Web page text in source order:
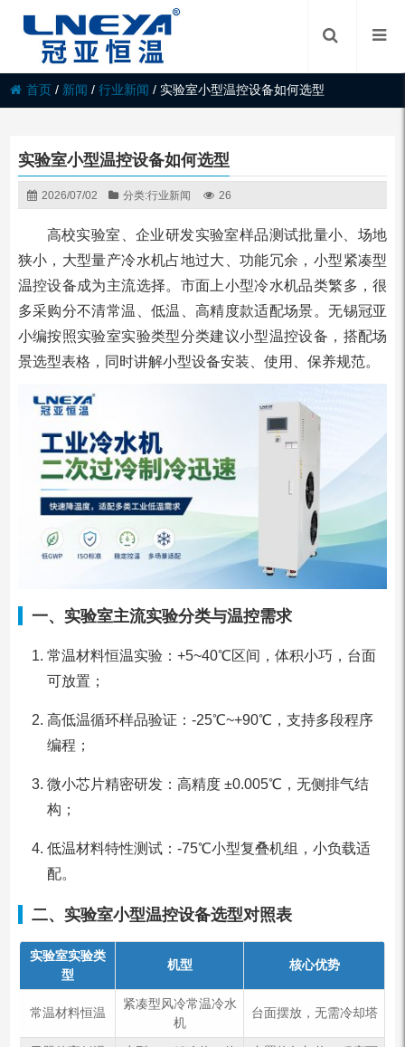
首页 / 新闻 /行业新闻 /实验室小型温控设备如何选型
实验室小型温控设备如何选型
2026/07/02 分类:行业新闻 26
高校实验室、企业研发实验室样品测试批量小、场地
狭小，大型量产冷水机占地过大、功能冗余，小型紧凑型
温控设备成为主流选择。市面上小型冷水机品类繁多，很
多采购分不清常温、低温、高精度款适配场景。无锡冠亚
小编按照实验室实验类型分类建议小型温控设备，搭配场
景选型表格，同时讲解小型设备安装、使用、保养规范。
一、实验室主流实验分类与温控需求
常温材料恒温实验：+5~40℃区间，体积小巧，台面
可放置；
高低温循环样品验证：-25℃~+90℃，支持多段程序
编程；
微小芯片精密研发：高精度 ±0.005℃，无侧排气结
构；
低温材料特性测试：-75℃小型复叠机组，小负载适
配。
二、实验室小型温控设备选型对照表
实验室实验类
型
机型 核心优势
常温材料恒温
紧凑型风冷常温冷水
机
台面摆放，无需冷却塔